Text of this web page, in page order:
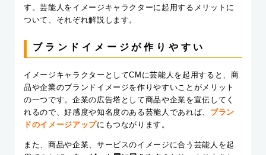
す。芸能人をイメージキャラクターに起用するメリットに
ついて、それぞれ解説します。
ブランドイメージが作りやすい
イメージキャラクターとしてCMに芸能人を起用すると、商
品や企業のブランドイメージを作りやすいことがメリット
の一つです。企業の広告塔として商品や企業を宣伝してく
れるので、好感度や知名度のある芸能人であれば、 ブラン
ドのイメージアップにもつながります。
また、商品や企業、サービスのイメージに合う芸能人を起